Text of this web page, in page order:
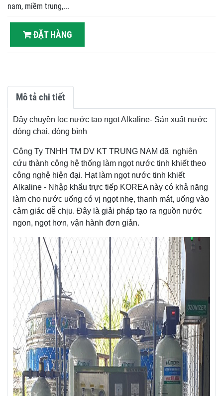
nam, miềm trung,...
ĐẶT HÀNG
Mô tả chi tiết
Dây chuyền lọc nước tạo ngọt Alkaline- Sản xuất nước
đóng chai, đóng bình
Công Ty TNHH TM DV KT TRUNG NAM đã nghiên
cứu thành công hệ thống làm ngọt nước tinh khiết theo
công nghệ hiện đại. Hạt làm ngọt nước tinh khiết
Alkaline - Nhập khẩu trực tiếp KOREA này có khả năng
làm cho nước uống có vị ngọt nhẹ, thanh mát, uống vào
cảm giác dễ chịu. Đây là giải pháp tạo ra nguồn nước
ngon, ngọt hơn, vận hành đơn giản.